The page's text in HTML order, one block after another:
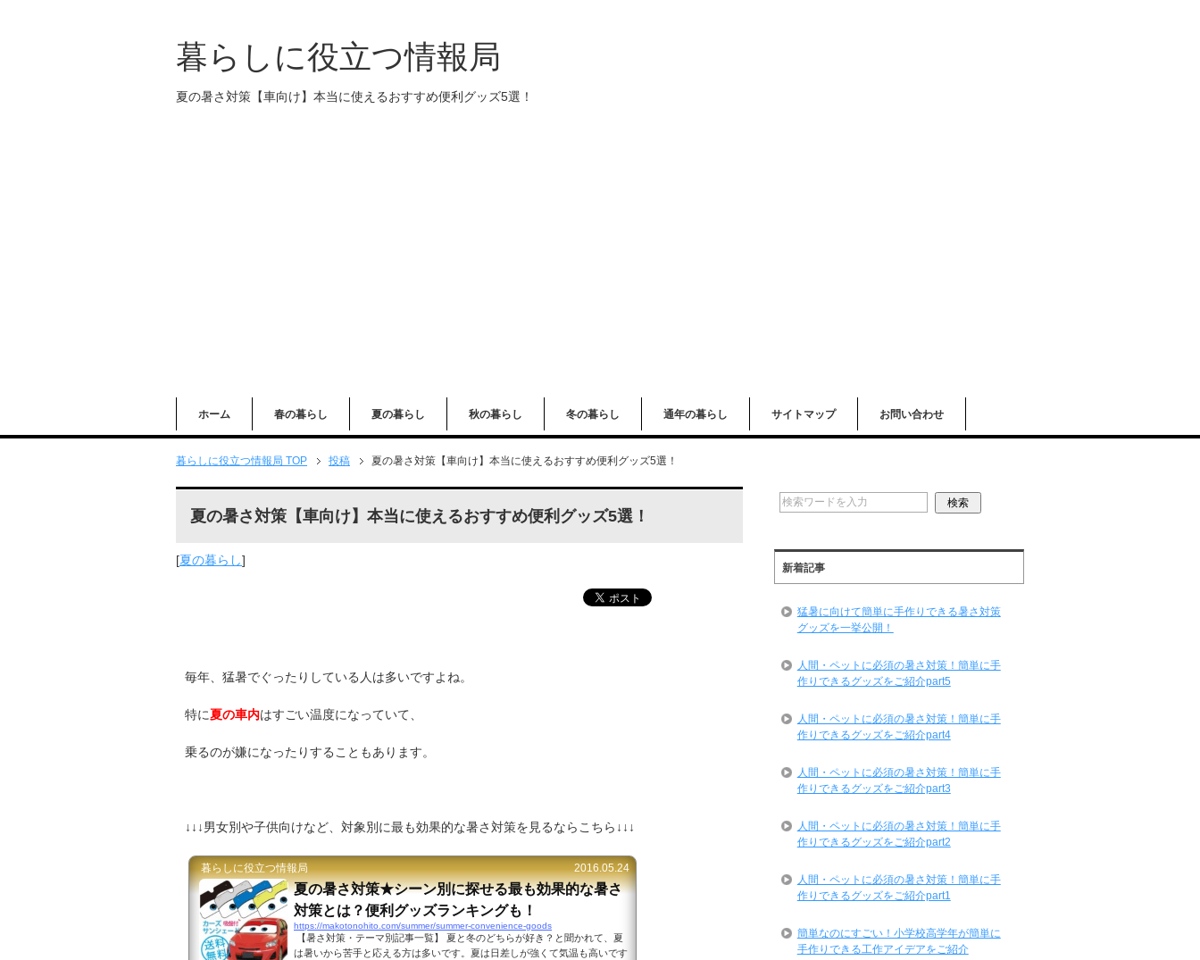
暮らしに役立つ情報局
夏の暑さ対策【車向け】本当に使えるおすすめ便利グッズ5選！
ホーム 春の暮らし 夏の暮らし 秋の暮らし 冬の暮らし 通年の暮らし サイトマップ お問い合わせ
暮らしに役立つ情報局 TOP 投稿 夏の暑さ対策【車向け】本当に使えるおすすめ便利グッズ5選！
夏の暑さ対策【車向け】本当に使えるおすすめ便利グッズ5選！
[夏の暮らし]
毎年、猛暑でぐったりしている人は多いですよね。
特に夏の車内はすごい温度になっていて、
乗るのが嫌になったりすることもあります。
↓↓↓男女別や子供向けなど、対象別に最も効果的な暑さ対策を見るならこちら↓↓↓
暮らしに役立つ情報局 2016.05.24
夏の暑さ対策★シーン別に探せる最も効果的な暑さ
対策とは？便利グッズランキングも！
https://makotonohito.com/summer/summer-convenience-goods
【暑さ対策・テーマ別記事一覧】 夏と冬のどちらが好き？と聞かれて、夏
は暑いから苦手と応える方は多いです。夏は日差しが強くて気温も高いです
新着記事
猛暑に向けて簡単に手作りできる暑さ対策
グッズを一挙公開！
人間・ペットに必須の暑さ対策！簡単に手
作りできるグッズをご紹介part5
人間・ペットに必須の暑さ対策！簡単に手
作りできるグッズをご紹介part4
人間・ペットに必須の暑さ対策！簡単に手
作りできるグッズをご紹介part3
人間・ペットに必須の暑さ対策！簡単に手
作りできるグッズをご紹介part2
人間・ペットに必須の暑さ対策！簡単に手
作りできるグッズをご紹介part1
簡単なのにすごい！小学校高学年が簡単に
手作りできる工作アイデアをご紹介